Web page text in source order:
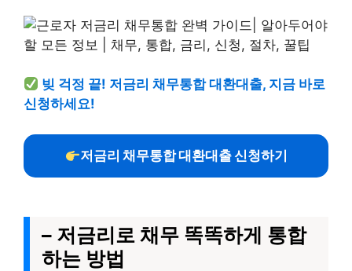
빚 걱정 끝! 저금리 채무통합 대환대출, 지금 바로
신청하세요!
저금리 채무통합 대환대출 신청하기
– 저금리로 채무 똑똑하게 통합
하는 방법